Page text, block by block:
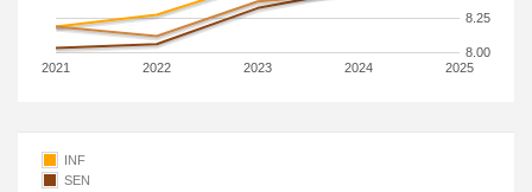
2021 2022 2023 2024 2025
8.00
8.25
INF
SEN